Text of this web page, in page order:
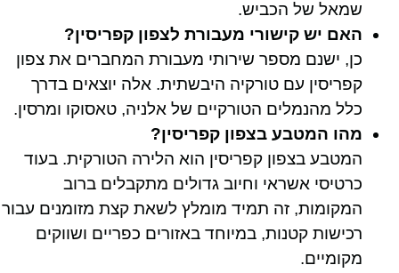
שמאל של הכביש.
האם יש קישורי מעבורת לצפון קפריסין?
כן, ישנם מספר שירותי מעבורת המחברים את צפון
קפריסין עם טורקיה היבשתית. אלה יוצאים בדרך
כלל מהנמלים הטורקיים של אלניה, טאסוקו ומרסין.
מהו המטבע בצפון קפריסין?
המטבע בצפון קפריסין הוא הלירה הטורקית. בעוד
כרטיסי אשראי וחיוב גדולים מתקבלים ברוב
המקומות, זה תמיד מומלץ לשאת קצת מזומנים עבור
רכישות קטנות, במיוחד באזורים כפריים ושווקים
מקומיים.